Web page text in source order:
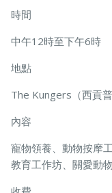
時間
中午12時至下午6時
地點
The Kungers（西貢
內容
寵物領養、動物按摩
教育工作坊、關愛動